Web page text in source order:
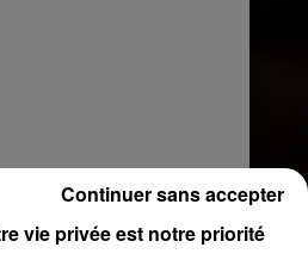
sur Instagram
vie privée est notre priorité
Continuer sans accepter